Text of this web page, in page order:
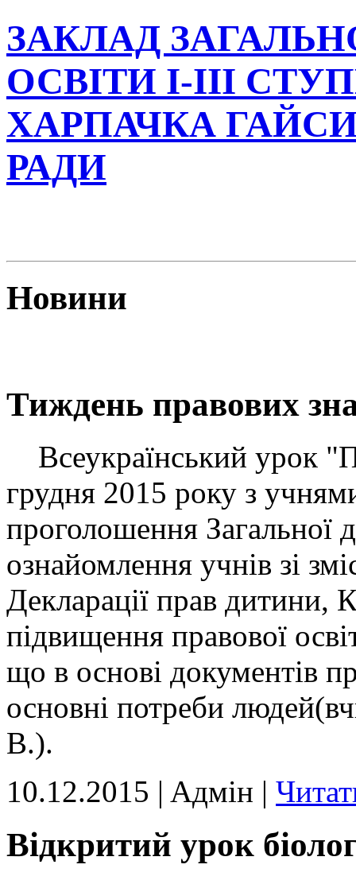
ЗАКЛАД
ОСВІТИ І-ІІІ
ХАРПАЧКА
РАДИ
Новини
Тиждень правових
Всеукраїнський урок
грудня 2015 року з
проголошення Загальної
ознайомлення учнів зі
Декларації прав дитини,
підвищення правової
що в основі документів
основні потреби
В.).
10.12.2015 | Aдмін |
Відкритий урок